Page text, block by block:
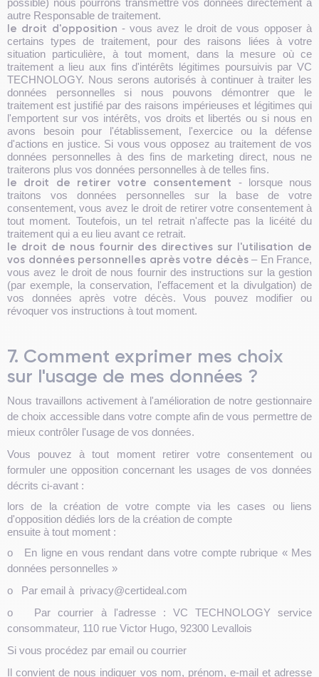
possible) nous pourrons transmettre vos données directement à
autre Responsable de traitement.
le droit d'opposition - vous avez le droit de vous opposer à
certains types de traitement, pour des raisons liées à votre
situation particulière, à tout moment, dans la mesure où ce
traitement a lieu aux fins d'intérêts légitimes poursuivis par VC
TECHNOLOGY. Nous serons autorisés à continuer à traiter les
données personnelles si nous pouvons démontrer que le
traitement est justifié par des raisons impérieuses et légitimes qui
l'emportent sur vos intérêts, vos droits et libertés ou si nous en
avons besoin pour l'établissement, l'exercice ou la défense
d'actions en justice. Si vous vous opposez au traitement de vos
données personnelles à des fins de marketing direct, nous ne
traiterons plus vos données personnelles à de telles fins.
le droit de retirer votre consentement - lorsque nous
traitons vos données personnelles sur la base de votre
consentement, vous avez le droit de retirer votre consentement à
tout moment. Toutefois, un tel retrait n'affecte pas la licéité du
traitement qui a eu lieu avant ce retrait.
le droit de nous fournir des directives sur l'utilisation de
vos données personnelles après votre décès– En France,
vous avez le droit de nous fournir des instructions sur la gestion
(par exemple, la conservation, l'effacement et la divulgation) de
vos données après votre décès. Vous pouvez modifier ou
révoquer vos instructions à tout moment.
7. Comment exprimer mes choix
sur l'usage de mes données ?
Nous travaillons activement à l'amélioration de notre gestionnaire
de choix accessible dans votre compte afin de vous permettre de
mieux contrôler l'usage de vos données.
Vous pouvez à tout moment retirer votre consentement ou
formuler une opposition concernant les usages de vos données
décrits ci-avant :
lors de la création de votre compte via les cases ou liens
d'opposition dédiés lors de la création de compte
ensuite à tout moment :
o
En ligne en vous rendant dans votre compte rubrique « Mes
données personnelles »
o
Par email à privacy@certideal.com
o
Par courrier à l'adresse : VC TECHNOLOGY service
consommateur, 110 rue Victor Hugo, 92300 Levallois
Si vous procédez par email ou courrier
Il convient de nous indiquer vos nom, prénom, e-mail et adresse